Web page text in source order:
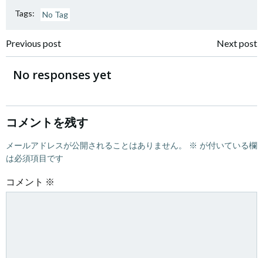
Tags: No Tag
Post
navigation
Previous post Next post
No responses yet
コメントを残す
メールアドレスが公開されることはありません。 ※ が付いている欄
は必須項目です
コメント ※